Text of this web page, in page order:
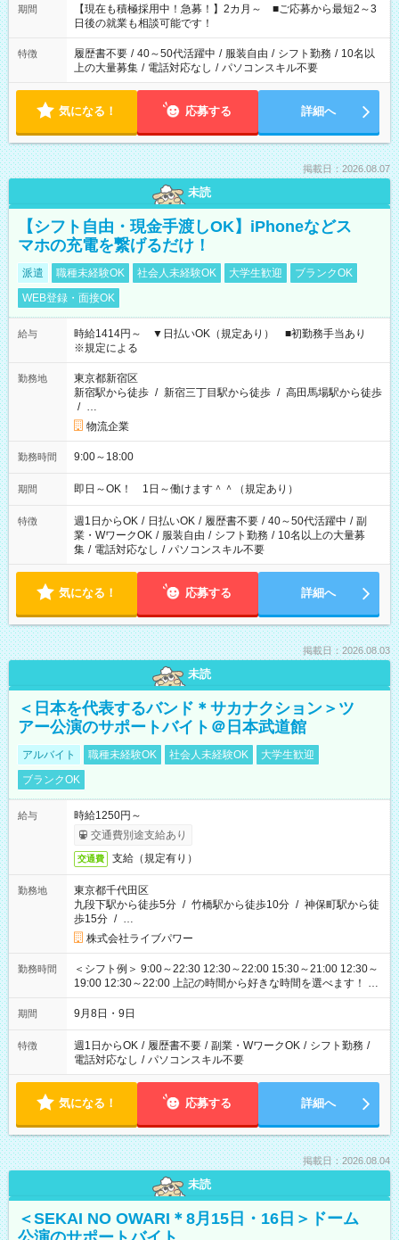
たくない」 など、ご希望を教えてくださいね。 ※Wワーク希望
の方へ 今ご覧のお仕事で希望する勤務時間と、もう1つのお仕事
の勤務時間。 合計で週40時間を超える場合は応募できません。
期間
【現在も積極採用中！急募！】2カ月～ ■ご応募から最短2～3
日後の就業も相談可能です！
特徴 履歴書不要 / 40～50代活躍中 / 服装自由 / シフト勤務 / 10名以
上の大量募集 / 電話対応なし / パソコンスキル不要
気になる！ 応募する 詳細へ
掲載日：2026.08.07
未読
【シフト自由・現金手渡しOK】iPhoneなどス
マホの充電を繋げるだけ！
派遣 職種未経験OK 社会人未経験OK 大学生歓迎
ブランクOK
WEB登録・面接OK
給与
時給1414円～ ▼日払いOK（規定あり） ■初勤務手当あり
※規定による
勤務地
東京都新宿区
新宿駅から徒歩 / 新宿三丁目駅から徒歩 / 高田馬場駅から徒歩
/ …
物流企業
勤務時間 9:00～18:00
期間 即日～OK！ 1日～働けます＾＾（規定あり）
特徴 週1日からOK / 日払いOK / 履歴書不要 / 40～50代活躍中 / 副
業・WワークOK / 服装自由 / シフト勤務 / 10名以上の大量募
集 / 電話対応なし / パソコンスキル不要
気になる！ 応募する 詳細へ
掲載日：2026.08.03
未読
＜日本を代表するバンド＊サカナクション＞ツ
アー公演のサポートバイト＠日本武道館
アルバイト 職種未経験OK 社会人未経験OK
大学生歓迎
ブランクOK
給与
時給1250円～
交通費別途支給あり
交通費 支給（規定有り）
勤務地
東京都千代田区
九段下駅から徒歩5分 / 竹橋駅から徒歩10分 / 神保町駅から徒
歩15分 / …
株式会社ライブパワー
勤務時間
＜シフト例＞ 9:00～22:30 12:30～22:00 15:30～21:00 12:30～
19:00 12:30～22:00 上記の時間から好きな時間を選べます！ ※
時間は変更となる可能性があります
期間 9月8日・9日
特徴 週1日からOK / 履歴書不要 / 副業・WワークOK / シフト勤務 /
電話対応なし / パソコンスキル不要
気になる！ 応募する 詳細へ
掲載日：2026.08.04
未読
＜SEKAI NO OWARI＊8月15日・16日＞ドーム